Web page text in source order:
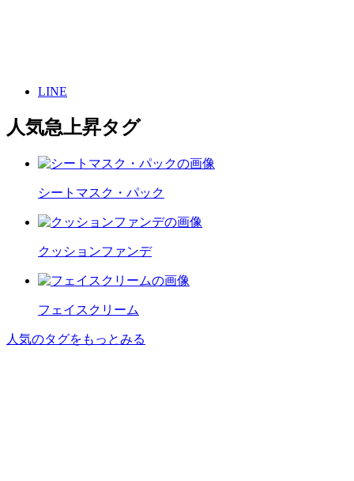
LINE
人気急上昇タグ
シートマスク・パック
クッションファンデ
フェイスクリーム
人気のタグをもっとみる